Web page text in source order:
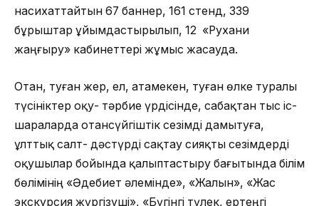
насихаттайтын 67 баннер, 161 стенд, 339
бұрыштар ұйымдастырылып, 12 «Рухани
жаңғыру» кабинеттері жұмыс жасауда.
Отан, туған жер, ел, атамекен, туған өлке туралы
түсініктер оқу- тәрбие үрдісінде, сабақтан тыс іс-
шараларда отансүйгіштік сезімді дамытуға,
ұлттық салт- дәстүрді сақтау сияқты сезімдерді
оқушылар бойында қалыптастыру бағытында білім
бөлімінің «Әдебиет әлемінде», «Жалын», «Жас
экскурсия жүргізуші», «Бүгінгі түлек, ертеңгі